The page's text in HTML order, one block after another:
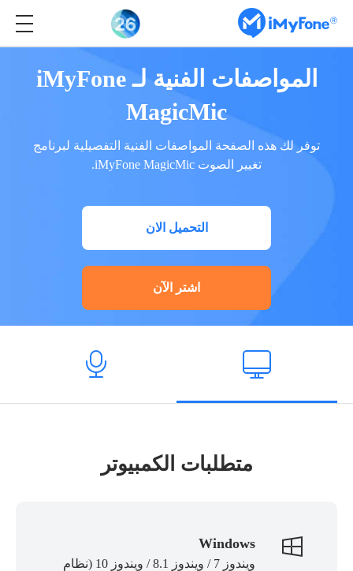
المواصفات الفنية لـ iMyFone
MagicMic
توفر لك هذه الصفحة المواصفات الفنية التفصيلية لبرنامج
تغيير الصوت iMyFone MagicMic.
التحميل الان
اشتر الآن
متطلبات الكمبيوتر
Windows
ويندوز 7 / ويندوز 8.1 / ويندوز 10 (نظام